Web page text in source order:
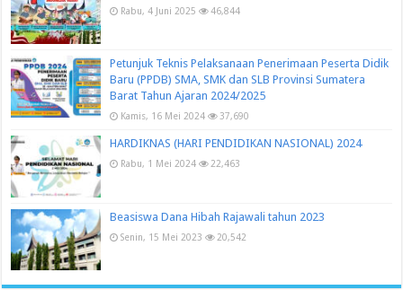
Rabu, 4 Juni 2025 46,844
Petunjuk Teknis Pelaksanaan Penerimaan Peserta Didik
Baru (PPDB) SMA, SMK dan SLB Provinsi Sumatera
Barat Tahun Ajaran 2024/2025
Kamis, 16 Mei 2024 37,690
HARDIKNAS (HARI PENDIDIKAN NASIONAL) 2024
Rabu, 1 Mei 2024 22,463
Beasiswa Dana Hibah Rajawali tahun 2023
Senin, 15 Mei 2023 20,542